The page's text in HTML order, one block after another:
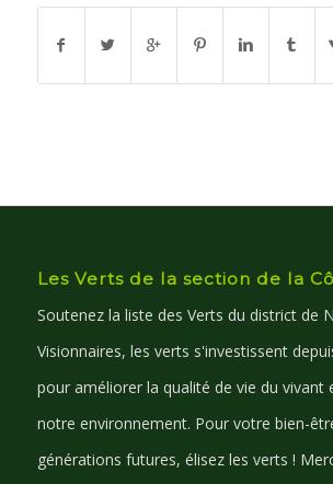
Les Verts de la section de la
Soutenez la liste des Verts du district de
Visionnaires, les verts s'investissent
pour améliorer la qualité de vie du vivant
notre environnement. Pour votre bien-
générations futures, élisez les verts !